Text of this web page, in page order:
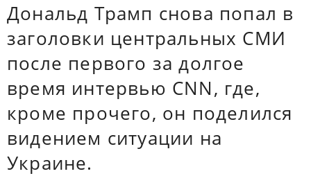
Дональд Трамп снова попал в
заголовки центральных СМИ
после первого за долгое
время интервью CNN, где,
кроме прочего, он поделился
видением ситуации на
Украине.